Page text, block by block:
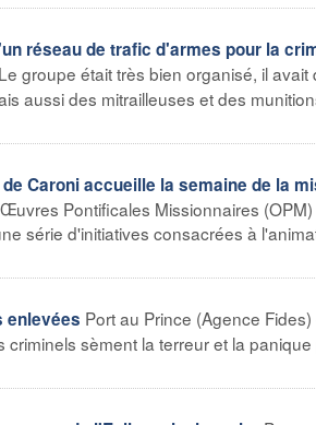
réseau de trafic d'armes pour la
groupe était très bien organisé, il avait
aussi des mitrailleuses et des
Caroni accueille la semaine de la
Pontificales Missionnaires
série d'initiatives consacrées à
enlevées Port au Prince (Agence Fides)
sèment la terreur et la panique